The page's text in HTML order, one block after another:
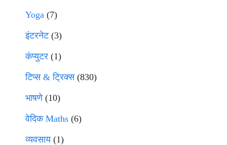
Yoga (7)
इंटरनेट(3)
कंप्युटर (1)
टिप्स & ट्रिक्स(830)
भाषणे(10)
वेदिक Maths (6)
व्यवसाय(1)